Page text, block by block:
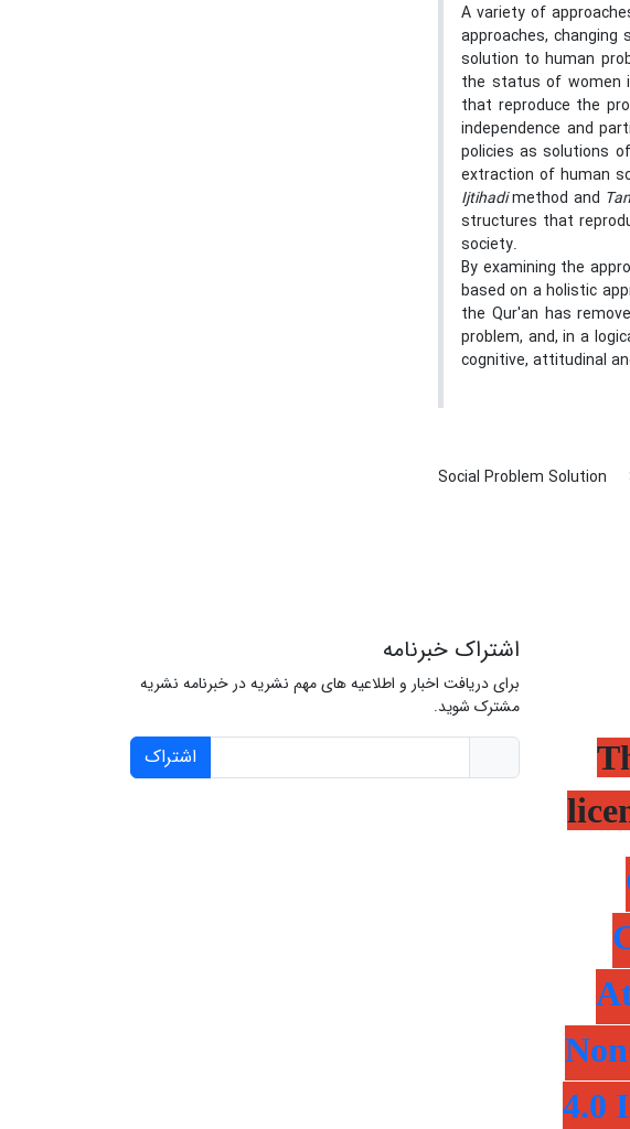
A variety of
approaches,
solution to human
the status of women
that reproduce the
independence and
policies as solutions
extraction of human
Ijtihadimethod and
structures that
society.
By examining the
based on a holistic
the Qur'an has
problem, and, in a
cognitive, attitudinal
Social Problem Solution
4.0
اشتراک خبرنامه
برای دریافت اخبار و اطلاعیه های مهم نشریه در خبرنامه نشریه
مشترک شوید.
اشتراک